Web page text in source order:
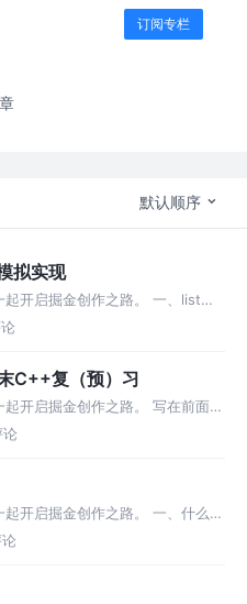
订阅专栏
默认顺序
拟实现
开启掘金创作之路。 一、list的
置进行效率为O(1)的插入和删除
C++复（预）习
开启掘金创作之路。 写在前面
C++的内容，学不到什么真正的
开启掘金创作之路。 一、什么是
向对象程序设计中使代码可以